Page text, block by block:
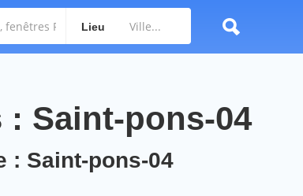
Lieu
Saint-pons-04
: Saint-pons-04